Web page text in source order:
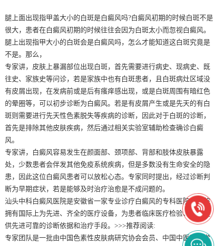
腿上面出现指甲盖大小的白斑是白癜风吗?白癜风初期的时候白斑不是
很大，患者在白癜风初期的时候往往会因为白斑太小而忽视白癜风。
腿上出现指甲大小的白斑会是白癜风吗，怎么才能知道这白斑究竟是
不是。那么，
专家讲，皮肤上暴漏部位出现白斑，首先需要进行病史、现病史、既
往史、家族史等问诊，若是家族中也有白斑患者，且白斑病灶区域没
有皮屑出现，在发病前或是后有瘙痒感出现，或是白斑周围有暗红色
的晕圈等，可以初步诊断为白癜风。若是有皮屑产生或是先天的有白
斑则需要进行先天性色素脱失等疾病的诊断，因此对于白斑的诊断，
首先是排除其他皮肤疾病，然后通过相关实验室辅助检查确诊白癜
风。
专家讲，白癜风容易发生在颜面部、颈项部、背部和肢体皮肤暴露
处，少数患者会伴发其他免疫系统疾病，但是多数没有生命安全的隐
患，因此这位白癜风患者可以放松心态。专家同时提出，经过诊断判
断为早期症状，若是能够及时治疗治愈是不成问题的。
汕头中科白癜风医院是安徽省一家专业诊疗白癜风的专科医院，我院
拥有国际上为先进、齐全的医疗设备，为患者临床医疗检验、治疗提
供先进可靠的诊断依据和治疗手段。>>>推荐阅读:
专家团队是一批由中国色素性皮肤病研究协会会员、中国中医药科学